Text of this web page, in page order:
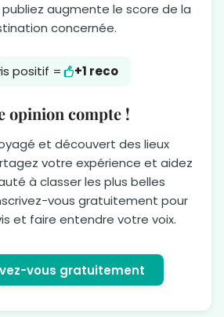
augmente le score de la
concernée.
positif = +1 reco
opinion compte !
et découvert des lieux
votre expérience et aidez
à classer les plus belles
vous gratuitement pour
et faire entendre votre voix.
vous gratuitement